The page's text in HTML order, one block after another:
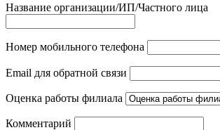
Название организации/ИП/Частного лица
Номер мобильного телефона
Email для обратной связи
Оценка работы филиала
Комментарий